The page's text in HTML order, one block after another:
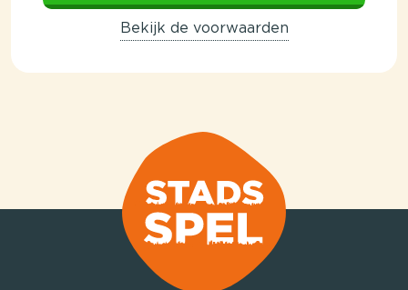
Bekijk de voorwaarden